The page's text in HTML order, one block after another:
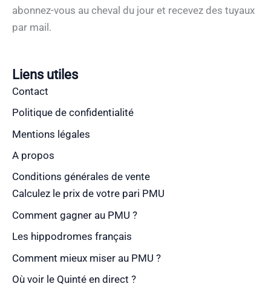
abonnez-vous au cheval du jour et recevez des tuyaux
par mail.
Liens utiles
Contact
Politique de confidentialité
Mentions légales
A propos
Conditions générales de vente
Calculez le prix de votre pari PMU
Comment gagner au PMU ?
Les hippodromes français
Comment mieux miser au PMU ?
Où voir le Quinté en direct ?